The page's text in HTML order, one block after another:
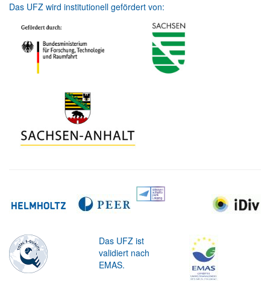
Das UFZ wird institutionell gefördert von:
Das UFZ ist
validiert nach
EMAS.